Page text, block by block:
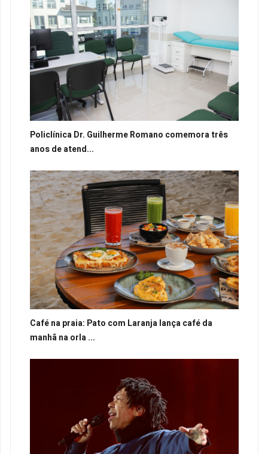
Policlínica Dr. Guilherme Romano comemora três
anos de atend...
Café na praia: Pato com Laranja lança café da
manhã na orla ...